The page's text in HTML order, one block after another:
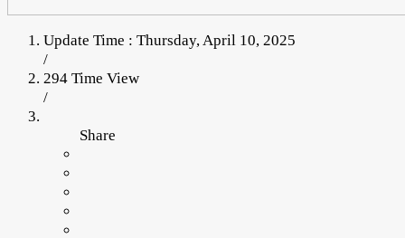
Update Time : Thursday, April 10, 2025
/
294 Time View
/
Share